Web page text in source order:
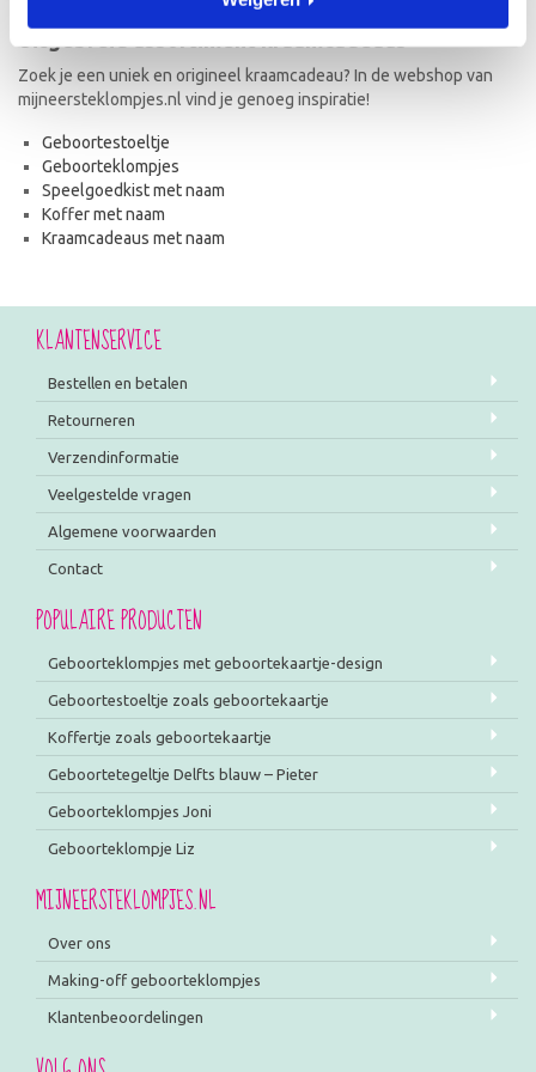
Zoek je een uniek en origineel kraamcadeau? In de webshop van
mijneersteklompjes.nl vind je genoeg inspiratie!
Geboortestoeltje
Geboorteklompjes
Speelgoedkist met naam
Koffer met naam
Kraamcadeaus met naam
KLANTENSERVICE
Bestellen en betalen
Retourneren
Verzendinformatie
Veelgestelde vragen
Algemene voorwaarden
Contact
POPULAIRE PRODUCTEN
Geboorteklompjes met geboortekaartje-design
Geboortestoeltje zoals geboortekaartje
Koffertje zoals geboortekaartje
Geboortetegeltje Delfts blauw – Pieter
Geboorteklompjes Joni
Geboorteklompje Liz
MIJNEERSTEKLOMPJES.NL
Over ons
Making-off geboorteklompjes
Klantenbeoordelingen